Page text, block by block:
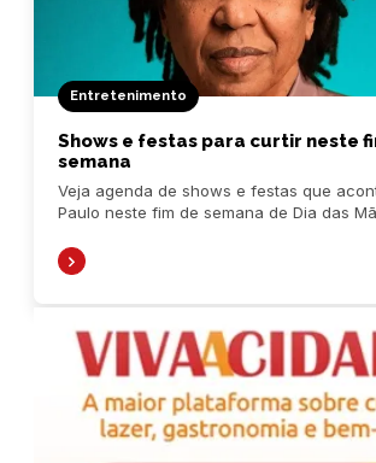
Entretenimento
Shows e festas para curtir neste
semana
Veja agenda de shows e festas que
Paulo neste fim de semana de Dia das